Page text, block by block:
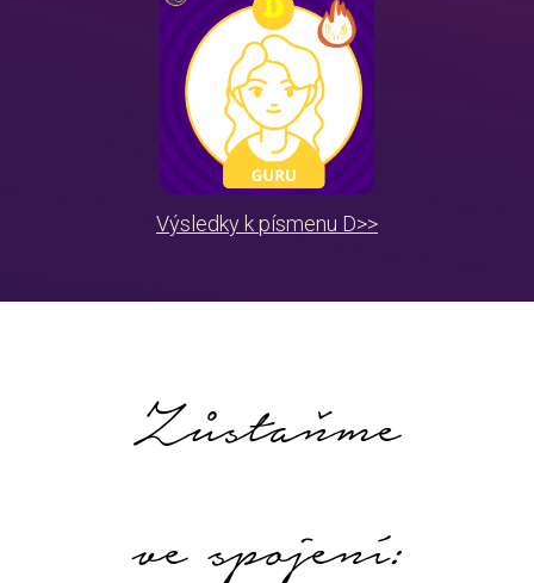
Výsledky k písmenu D>>
Zůstaňme
ve spojení: